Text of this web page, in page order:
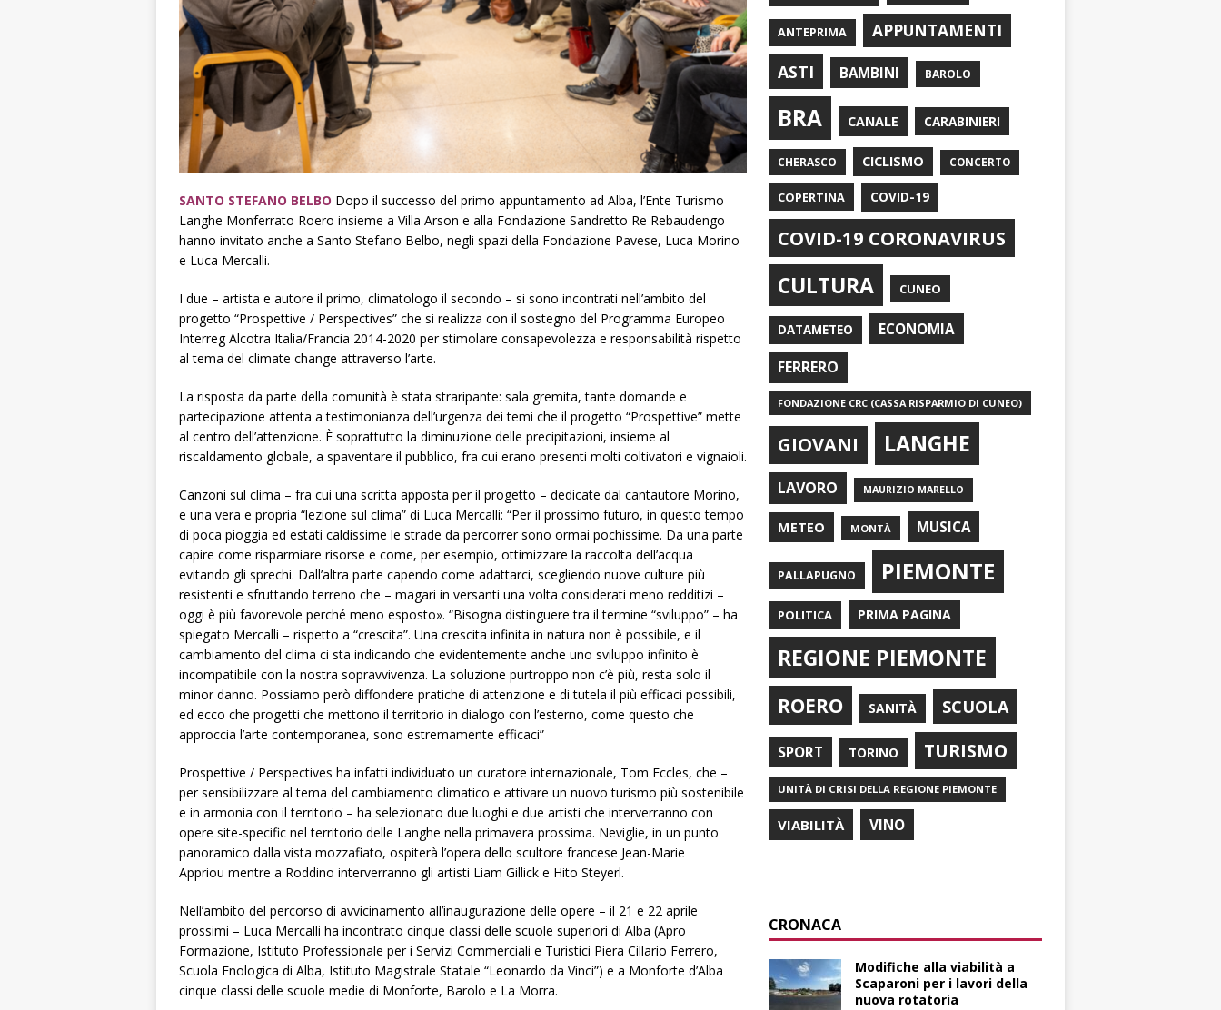
SANTO STEFANO BELBO Dopo il successo del primo appuntamento ad Alba, l’Ente Turismo
Langhe Monferrato Roero insieme a Villa Arson e alla Fondazione Sandretto Re Rebaudengo
hanno invitato anche a Santo Stefano Belbo, negli spazi della Fondazione Pavese, Luca Morino
e Luca Mercalli.
I due – artista e autore il primo, climatologo il secondo – si sono incontrati nell’ambito del
progetto “Prospettive / Perspectives” che si realizza con il sostegno del Programma Europeo
Interreg Alcotra Italia/Francia 2014-2020 per stimolare consapevolezza e responsabilità rispetto
al tema del climate change attraverso l’arte.
La risposta da parte della comunità è stata straripante: sala gremita, tante domande e
partecipazione attenta a testimonianza dell’urgenza dei temi che il progetto “Prospettive” mette
al centro dell’attenzione. È soprattutto la diminuzione delle precipitazioni, insieme al
riscaldamento globale, a spaventare il pubblico, fra cui erano presenti molti coltivatori e vignaioli.
Canzoni sul clima – fra cui una scritta apposta per il progetto – dedicate dal cantautore Morino,
e una vera e propria “lezione sul clima” di Luca Mercalli: “Per il prossimo futuro, in questo tempo
di poca pioggia ed estati caldissime le strade da percorrer sono ormai pochissime. Da una parte
capire come risparmiare risorse e come, per esempio, ottimizzare la raccolta dell’acqua
evitando gli sprechi. Dall’altra parte capendo come adattarci, scegliendo nuove culture più
resistenti e sfruttando terreno che – magari in versanti una volta considerati meno redditizi –
oggi è più favorevole perché meno esposto». “Bisogna distinguere tra il termine “sviluppo” – ha
spiegato Mercalli – rispetto a “crescita”. Una crescita infinita in natura non è possibile, e il
cambiamento del clima ci sta indicando che evidentemente anche uno sviluppo infinito è
incompatibile con la nostra sopravvivenza. La soluzione purtroppo non c’è più, resta solo il
minor danno. Possiamo però diffondere pratiche di attenzione e di tutela il più efficaci possibili,
ed ecco che progetti che mettono il territorio in dialogo con l’esterno, come questo che
approccia l’arte contemporanea, sono estremamente efficaci”
Prospettive / Perspectives ha infatti individuato un curatore internazionale, Tom Eccles, che –
per sensibilizzare al tema del cambiamento climatico e attivare un nuovo turismo più sostenibile
e in armonia con il territorio – ha selezionato due luoghi e due artisti che interverranno con
opere site-specific nel territorio delle Langhe nella primavera prossima. Neviglie, in un punto
panoramico dalla vista mozzafiato, ospiterà l’opera dello scultore francese Jean-Marie
Appriou mentre a Roddino interverranno gli artisti Liam Gillick e Hito Steyerl.
Nell’ambito del percorso di avvicinamento all’inaugurazione delle opere – il 21 e 22 aprile
prossimi – Luca Mercalli ha incontrato cinque classi delle scuole superiori di Alba (Apro
Formazione, Istituto Professionale per i Servizi Commerciali e Turistici Piera Cillario Ferrero,
Scuola Enologica di Alba, Istituto Magistrale Statale “Leonardo da Vinci”) e a Monforte d’Alba
cinque classi delle scuole medie di Monforte, Barolo e La Morra.
ANTEPRIMA
APPUNTAMENTI
ASTI
BAMBINI BAROLO
BRA CANALE CARABINIERI
CHERASCO CICLISMO CONCERTO
COPERTINA COVID-19
COVID-19 CORONAVIRUS
CULTURA CUNEO
DATAMETEO ECONOMIA
FERRERO
FONDAZIONE CRC (CASSA RISPARMIO DI CUNEO)
GIOVANI LANGHE
LAVORO MAURIZIO MARELLO
METEO MONTÀ MUSICA
PALLAPUGNO PIEMONTE
POLITICA PRIMA PAGINA
REGIONE PIEMONTE
ROERO SANITÀ SCUOLA
SPORT TORINO TURISMO
UNITÀ DI CRISI DELLA REGIONE PIEMONTE
VIABILITÀ VINO
CRONACA
Modifiche alla viabilità a
Scaparoni per i lavori della
nuova rotatoria